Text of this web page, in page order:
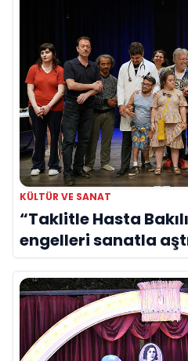
KÜLTÜR VE SANAT
“Taklitle Hasta
engelleri sanatla